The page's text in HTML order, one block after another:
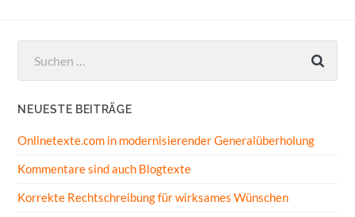
nach:
NEUESTE BEITRÄGE
Onlinetexte.com in modernisierender Generalüberholung
Kommentare sind auch Blogtexte
Korrekte Rechtschreibung für wirksames Wünschen